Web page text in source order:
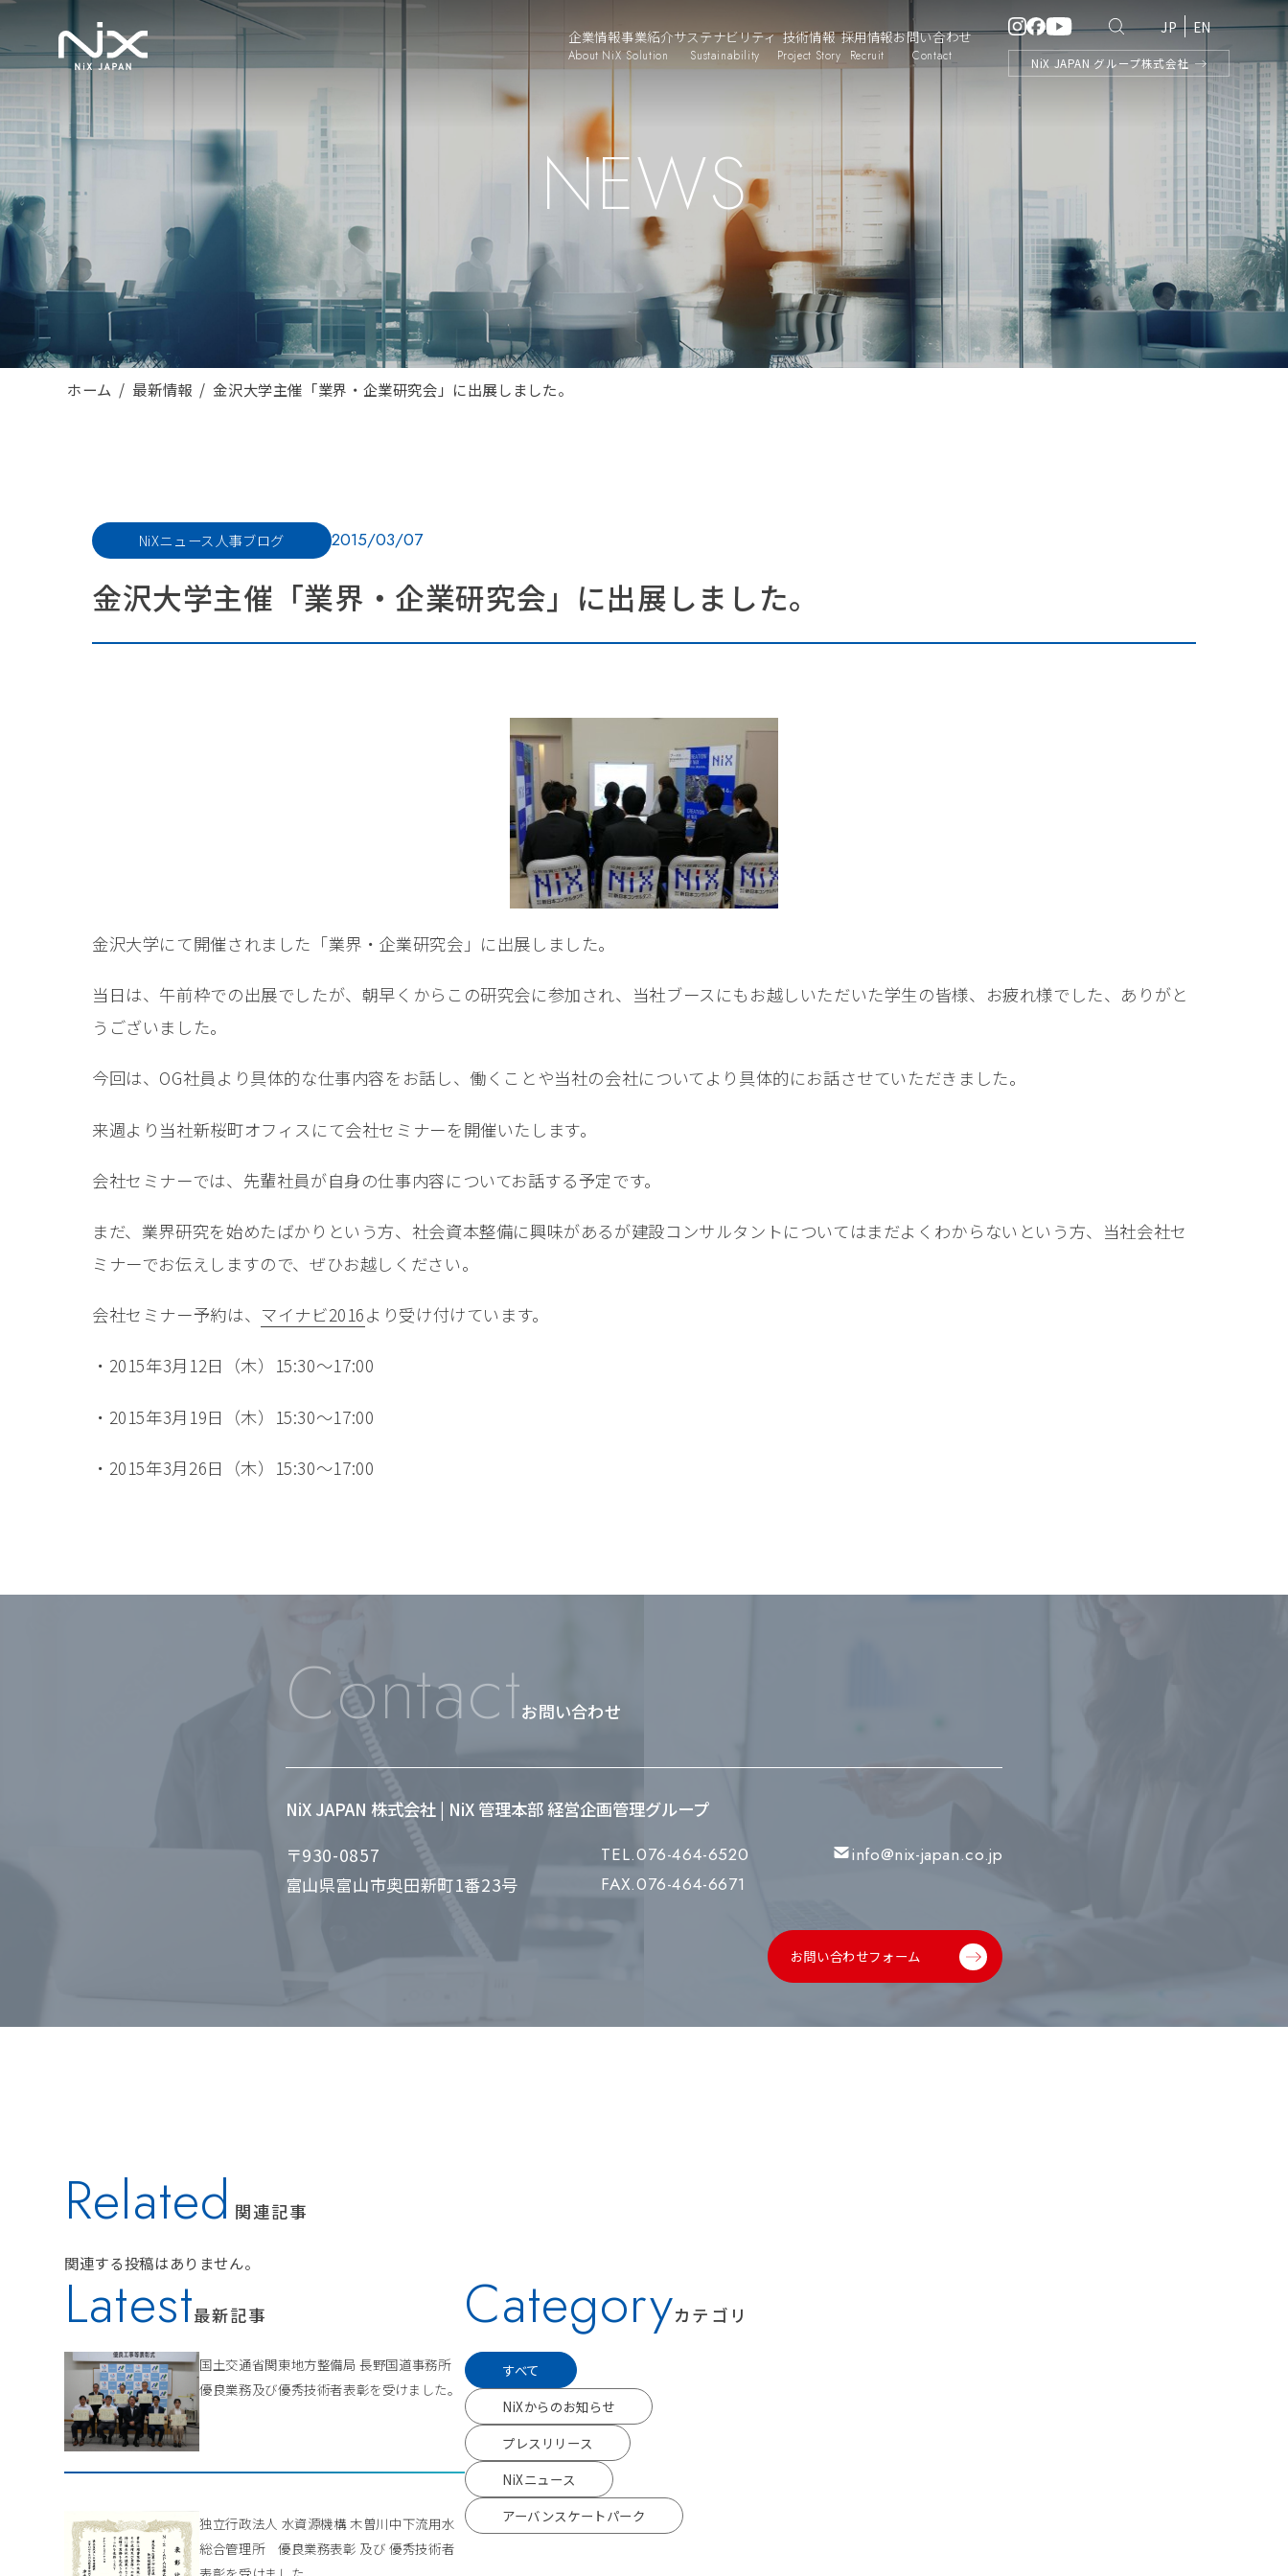
企業情報
About NiX
事業紹介
Solution
サステナビリティ
Sustainability
技術情報
Project Story
採用情報
Recruit
お問い合わせ
Contact
EN
JP
NiX JAPAN グループ株式会社
NEWS
ホーム 最新情報 金沢大学主催「業界・企業研究会」に出展しました。
NiXニュース 人事ブログ 2015/03/07
金沢大学主催「業界・企業研究会」に出展しました。
金沢大学にて開催されました「業界・企業研究会」に出展しました。
当日は、午前枠での出展でしたが、朝早くからこの研究会に参加され、当社ブースにもお越しいただいた学生の皆様、お疲れ様でした、ありがと
うございました。
今回は、OG社員より具体的な仕事内容をお話し、働くことや当社の会社についてより具体的にお話させていただきました。
来週より当社新桜町オフィスにて会社セミナーを開催いたします。
会社セミナーでは、先輩社員が自身の仕事内容についてお話する予定です。
まだ、業界研究を始めたばかりという方、社会資本整備に興味があるが建設コンサルタントについてはまだよくわからないという方、当社会社セ
ミナーでお伝えしますので、ぜひお越しください。
会社セミナー予約は、 マイナビ2016より受け付けています。
・2015年3月12日（木）15:30～17:00
・2015年3月19日（木）15:30～17:00
・2015年3月26日（木）15:30～17:00
Contactお問い合わせ
NiX JAPAN 株式会社 | NiX 管理本部 経営企画管理グループ
〒930-0857
富山県富山市奥田新町1番23号
TEL.076-464-6520
FAX.076-464-6671
info@nix-japan.co.jp
お問い合わせフォーム
Related 関連記事
関連する投稿はありません。
Latest最新記事
国土交通省関東地方整備局 長野国道事務所
優良業務及び優秀技術者表彰を受けました。
独立行政法人 水資源機構 木曽川中下流用水
総合管理所 優良業務表彰 及び 優秀技術者
Categoryカテゴリ
すべて
NiXからのお知らせ
プレスリリース
NiXニュース
アーバンスケートパーク